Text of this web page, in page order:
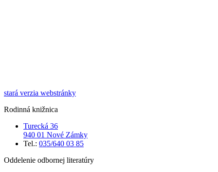
stará verzia webstránky
Rodinná knižnica
Turecká 36
940 01 Nové Zámky
Tel.: 035/640 03 85
Oddelenie odbornej literatúry